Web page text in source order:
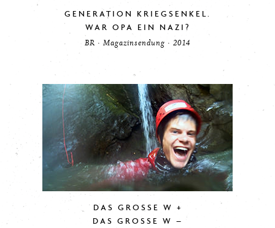
GENERATION KRIEGSENKEL.
WAR OPA EIN NAZI?
BR · Magazinsendung · 2014
DAS GROSSE W +
DAS GROSSE W –